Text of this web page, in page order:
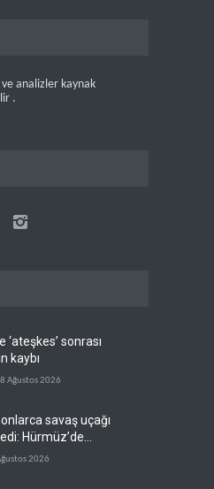
analizler kaynak
.
‘ateşkes’ sonrası
kaybı
Ağustos 2026
savaş uçağı
Hürmüz’de
2026